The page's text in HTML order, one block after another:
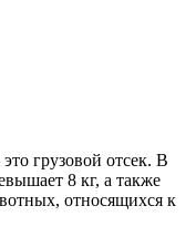
грузовой отсек. В
8 кг, а также
относящихся к